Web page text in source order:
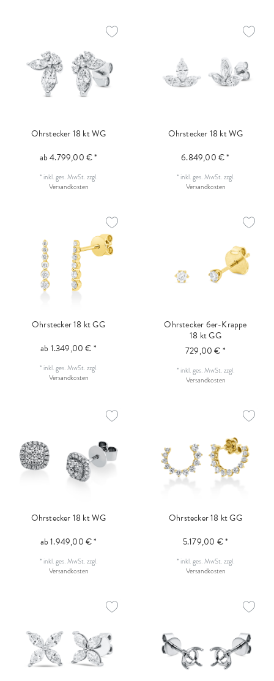
Ohrstecker 18 kt WG
ab 4.799,00 € *
* inkl. ges. MwSt.zzgl.
Versandkosten
Ohrstecker 18 kt WG
6.849,00 € *
* inkl. ges. MwSt.zzgl.
Versandkosten
Ohrstecker 18 kt GG
ab 1.349,00 € *
* inkl. ges. MwSt.zzgl.
Versandkosten
Ohrstecker 6er-Krappe
18 kt GG
729,00 € *
* inkl. ges. MwSt.zzgl.
Versandkosten
Ohrstecker 18 kt WG
ab 1.949,00 € *
* inkl. ges. MwSt.zzgl.
Versandkosten
Ohrstecker 18 kt GG
5.179,00 € *
* inkl. ges. MwSt.zzgl.
Versandkosten